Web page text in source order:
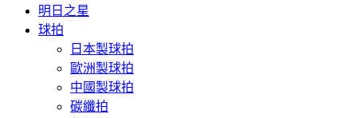
明日之星
球拍
日本製球拍
歐洲製球拍
中國製球拍
碳纖拍